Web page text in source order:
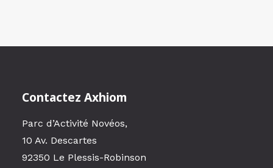
Contactez Axhiom
Parc d’Activité Novéos,
10 Av. Descartes
92350 Le Plessis-Robinson